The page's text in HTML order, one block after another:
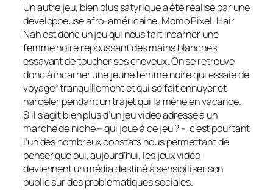
Un autre jeu, bien plus satyrique a été réalisé par une
développeuse afro-américaine, Momo Pixel. Hair
Nahest donc un jeu qui nous fait incarner une
femme noire repoussant des mains blanches
essayant de toucher ses cheveux. On se retrouve
donc à incarner une jeune femme noire qui essaie de
voyager tranquillement et qui se fait ennuyer et
harceler pendant un trajet qui la mène en vacance.
S’il s’agit bien plus d’un jeu vidéo adressé à un
marché de niche – qui joue à ce jeu ? -, c’est pourtant
l’un des nombreux constats nous permettant de
penser que oui, aujourd’hui, les jeux vidéo
deviennent un média destiné à sensibiliser son
public sur des problématiques sociales.